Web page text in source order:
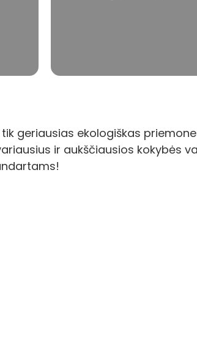
geriausias ekologiškas
ir aukščiausios kokybės